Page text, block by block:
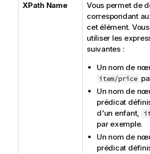
XPath Name
Vous permet de
correspondant
cet élément.
utiliser les
suivantes :
Un nom de
item/price
Un nom de
prédicat
d'un enfant,
par exemple.
Un nom de
prédicat